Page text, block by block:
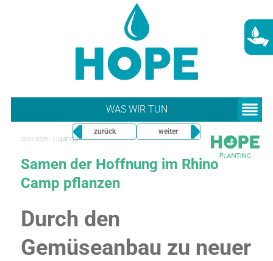
WAS WIR TUN
zurück weiter
30.07.2025 - Uganda
Samen der Hoffnung im Rhino
Camp pflanzen
Durch den
Gemüseanbau zu neuer